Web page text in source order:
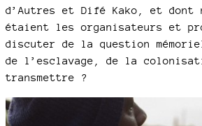
d’Autres et Difé Kako, et
étaient les organisateurs et
discuter de la question
de l’esclavage, de la
transmettre ?